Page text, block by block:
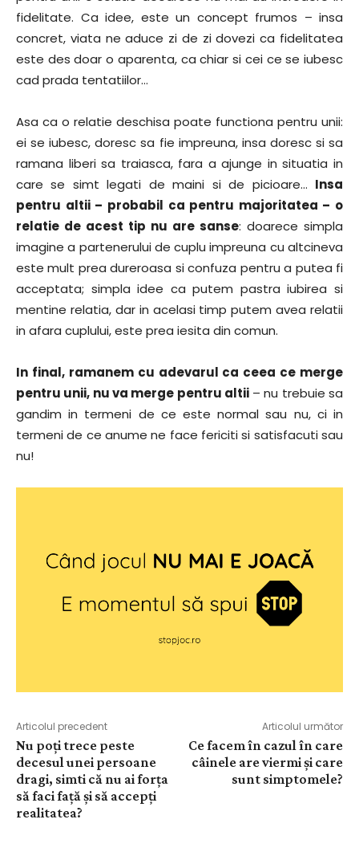
fidelitate. Ca idee, este un concept frumos – insa
concret, viata ne aduce zi de zi dovezi ca fidelitatea
este des doar o aparenta, ca chiar si cei ce se iubesc
cad prada tentatiilor…
Asa ca o relatie deschisa poate functiona pentru unii:
ei se iubesc, doresc sa fie impreuna, insa doresc si sa
ramana liberi sa traiasca, fara a ajunge in situatia in
care se simt legati de maini si de picioare… Insa
pentru altii – probabil ca pentru majoritatea – o
relatie de acest tip nu are sanse: doarece simpla
imagine a partenerului de cuplu impreuna cu altcineva
este mult prea dureroasa si confuza pentru a putea fi
acceptata; simpla idee ca putem pastra iubirea si
mentine relatia, dar in acelasi timp putem avea relatii
in afara cuplului, este prea iesita din comun.
In final, ramanem cu adevarul ca ceea ce merge
pentru unii, nu va merge pentru altii– nu trebuie sa
gandim in termeni de ce este normal sau nu, ci in
termeni de ce anume ne face fericiti si satisfacuti sau
nu!
Articolul precedent
Nu poți trece peste
decesul unei persoane
dragi, simti că nu ai forța
să faci față și să accepți
realitatea?
Articolul următor
Ce facem în cazul în care
câinele are viermi și care
sunt simptomele?